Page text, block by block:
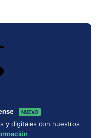
NUEVO
y digitales con nuestros